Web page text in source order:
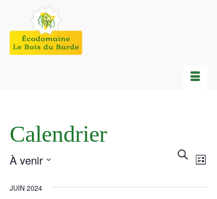
Calendrier
Recherche
DE
Liste
À venir
une
JUIN 2024